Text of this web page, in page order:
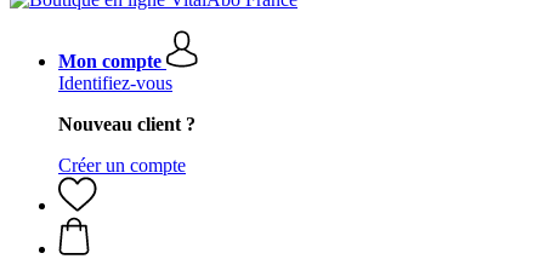
Mon compte
Identifiez-vous
Nouveau client ?
Créer un compte